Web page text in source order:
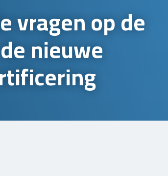
vragen op de
nieuwe